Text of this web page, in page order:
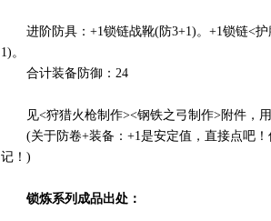
进阶防具：+1锁链战靴(防3+1)。+1锁链<护
1)。
合计装备防御：24
见<狩猎火枪制作><钢铁之弓制作>附件，用
(关于防卷+装备：+1是安定值，直接点吧！
记！)
锁炼系列成品出处：